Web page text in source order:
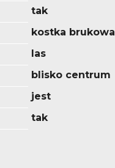
tak
kostka brukowa
las
blisko centrum
jest
tak